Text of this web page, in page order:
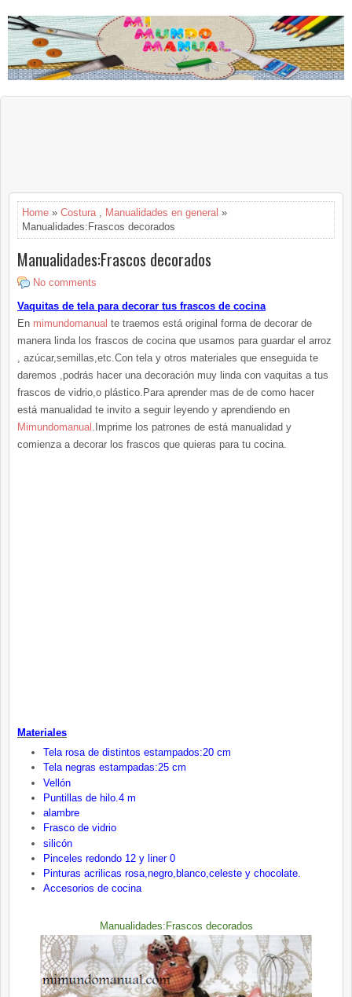
Home » Costura Manualidades en general »
Manualidades:Frascos decorados
Manualidades:Frascos decorados
No comments
Vaquitas de tela para decorar tus frascos de cocina
En mimundomanual te traemos está original forma de decorar de
manera linda los frascos de cocina que usamos para guardar el arroz
, azúcar,semillas,etc.Con tela y otros materiales que enseguida te
daremos ,podrás hacer una decoración muy linda con vaquitas a tus
frascos de vidrio,o plástico.Para aprender mas de de como hacer
está manualidad te invito a seguir leyendo y aprendiendo en
Mimundomanual .Imprime los patrones de está manualidad y
comienza a decorar los frascos que quieras para tu cocina.
Materiales
Tela rosa de distintos estampados:20 cm
Tela negras estampadas:25 cm
Vellón
Puntillas de hilo.4 m
alambre
Frasco de vidrio
silicón
Pinceles redondo 12 y liner 0
Pinturas acrilicas rosa,negro,blanco,celeste y chocolate.
Accesorios de cocina
Manualidades:Frascos decorados